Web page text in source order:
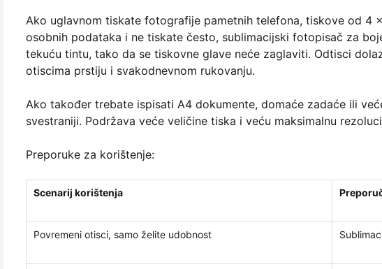
Ako uglavnom tiskate fotografije pametnih telefona, tiskove od 4
osobnih podataka i ne tiskate često, sublimacijski fotopisač za
tekuću tintu, tako da se tiskovne glave neće zaglaviti. Odtisci
otiscima prstiju i svakodnevnom rukovanju.
Ako također trebate ispisati A4 dokumente, domaće zadaće ili
svestraniji. Podržava veće veličine tiska i veću maksimalnu
Preporuke za korištenje:
Scenarij korištenja
Povremeni otisci, samo želite udobnost